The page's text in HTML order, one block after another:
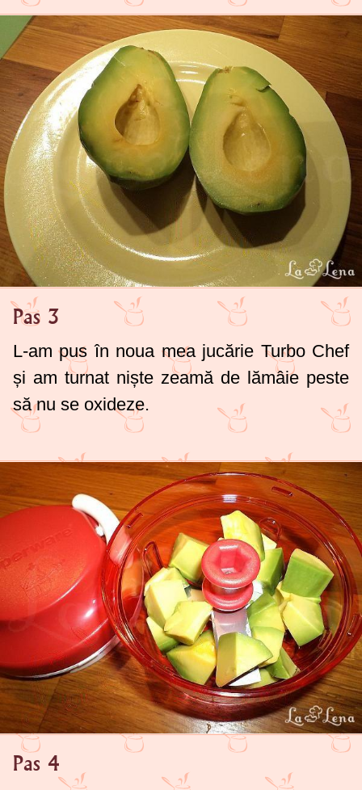
Pas 3
L-am pus în noua mea jucărie Turbo Chef
și am turnat niște zeamă de lămâie peste
să nu se oxideze.
Pas 4